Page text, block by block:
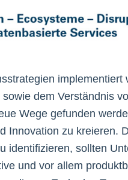
implementiert
dem Verständnis
Wege gefunden
Innovation zu kreieren.
identifizieren, sollten
und vor allem